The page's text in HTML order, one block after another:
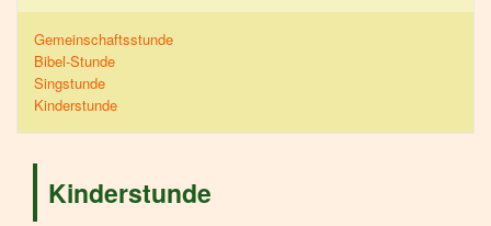
Gemeinschaftsstunde
Bibel-Stunde
Singstunde
Kinderstunde
Kinderstunde